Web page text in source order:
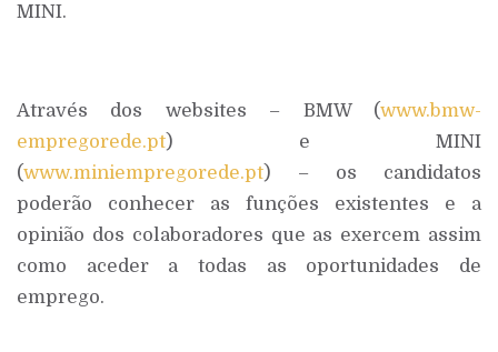
MINI.
Através dos websites – BMW (www.bmw-
empregorede.pt) e MINI
(www.miniempregorede.pt) – os candidatos
poderão conhecer as funções existentes e a
opinião dos colaboradores que as exercem assim
como aceder a todas as oportunidades de
emprego.